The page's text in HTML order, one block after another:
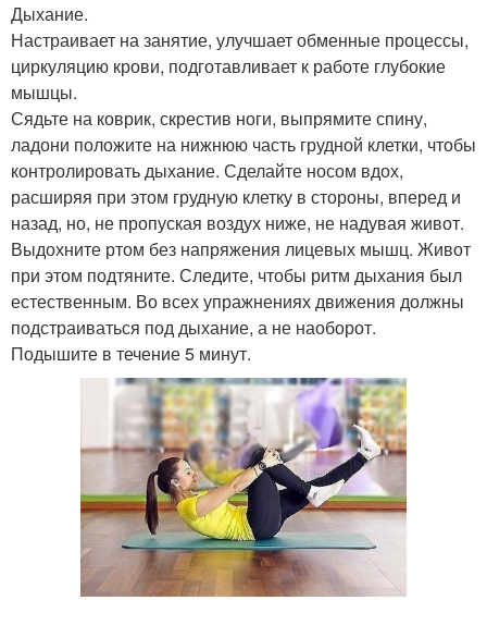
Дыхание.
Настраивает на занятие, улучшает обменные процессы,
циркуляцию крови, подготавливает к работе глубокие
мышцы.
Сядьте на коврик, скрестив ноги, выпрямите спину,
ладони положите на нижнюю часть грудной клетки, чтобы
контролировать дыхание. Сделайте носом вдох,
расширяя при этом грудную клетку в стороны, вперед и
назад, но, не пропуская воздух ниже, не надувая живот.
Выдохните ртом без напряжения лицевых мышц. Живот
при этом подтяните. Следите, чтобы ритм дыхания был
естественным. Во всех упражнениях движения должны
подстраиваться под дыхание, а не наоборот.
Подышите в течение 5 минут.